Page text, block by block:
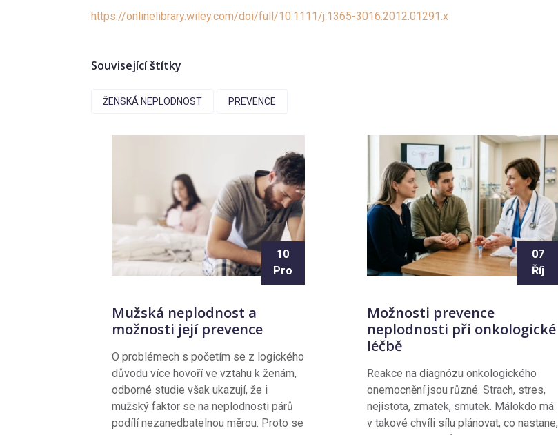
https://onlinelibrary.wiley.com/doi/full/10.1111/j.1365-3016.2012.01291.x
Související štítky
ŽENSKÁ NEPLODNOST PREVENCE
10
Pro
Mužská neplodnost a
možnosti její prevence
O problémech s početím se z logického
důvodu více hovoří ve vztahu k ženám,
odborné studie však ukazují, že i
mužský faktor se na neplodnosti párů
podílí nezanedbatelnou měrou. Proto se
07
Říj
Možnosti prevence
neplodnosti při onkologické
léčbě
Reakce na diagnózu onkologického
onemocnění jsou různé. Strach, stres,
nejistota, zmatek, smutek. Málokdo má
v takové chvíli sílu plánovat, co nastane,